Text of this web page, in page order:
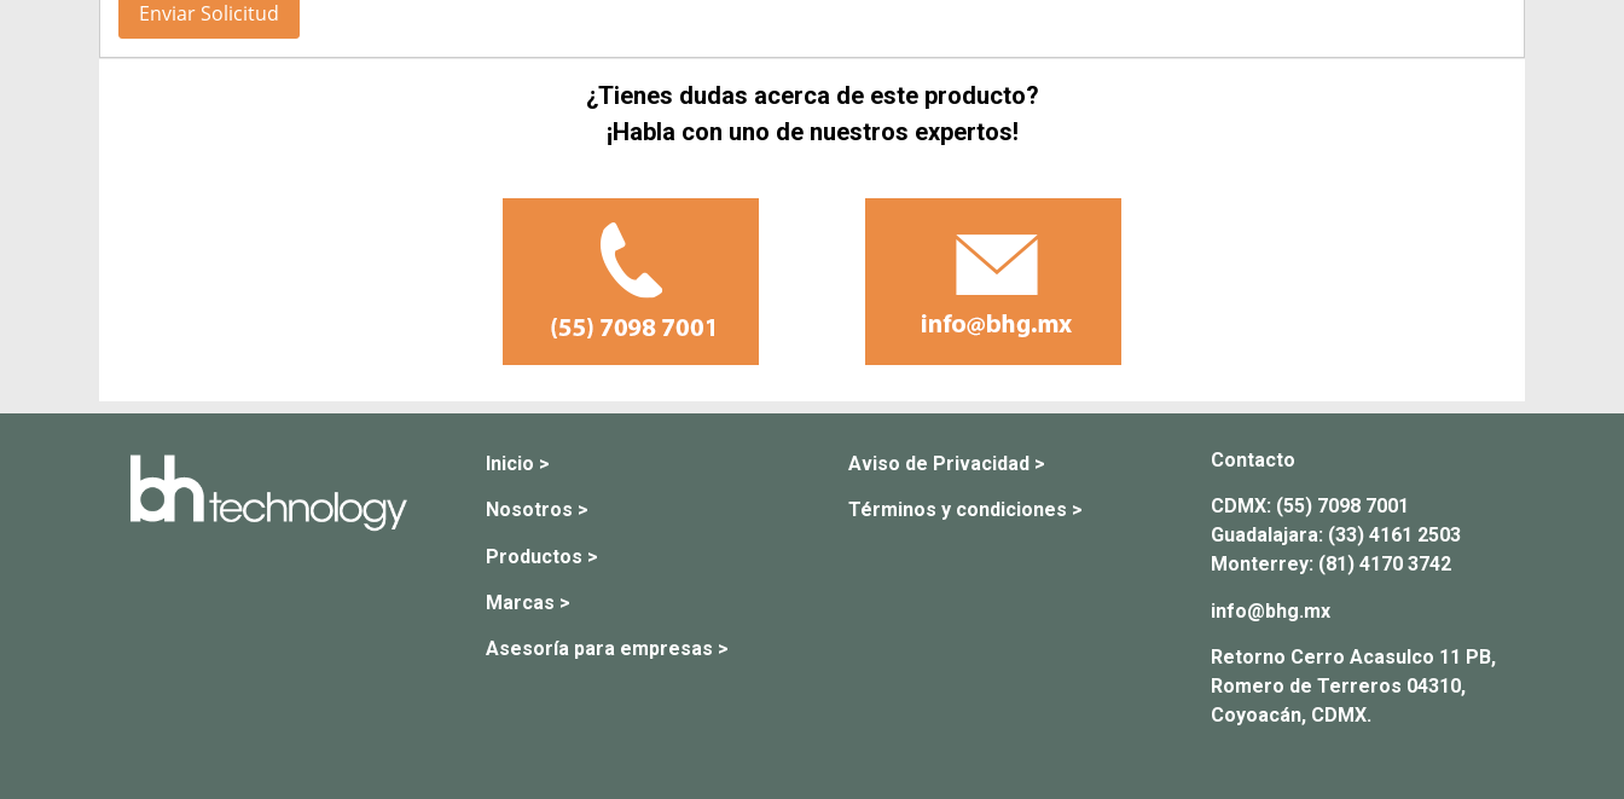
¿Tienes dudas acerca de este producto?
¡Habla con uno de nuestros expertos!
Inicio >
Nosotros >
Productos >
Marcas >
Asesoría para empresas >
Aviso de Privacidad >
Términos y condiciones >
Contacto
CDMX: (55) 7098 7001
Guadalajara: (33) 4161 2503
Monterrey: (81) 4170 3742
info@bhg.mx
Retorno Cerro Acasulco 11 PB,
Romero de Terreros 04310,
Coyoacán, CDMX.